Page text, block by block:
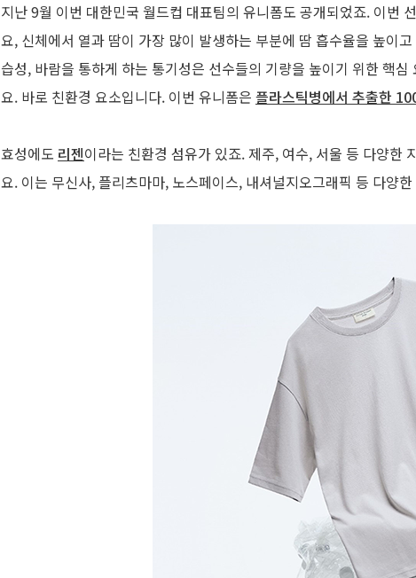
지난 9월 이번 대한민국 월드컵 대표팀의 유니폼도 공개되었죠. 이번
요, 신체에서 열과 땀이 가장 많이 발생하는 부분에 땀 흡수율을 높이
습성, 바람을 통하게 하는 통기성은 선수들의 기량을 높이기 위한 핵
요. 바로 친환경 요소입니다. 이번 유니폼은 플라스틱병에서 추출한
효성에도 리젠이라는 친환경 섬유가 있죠. 제주, 여수, 서울 등 다양한
요. 이는 무신사, 플리츠마마, 노스페이스, 내셔널지오그래픽 등 다양